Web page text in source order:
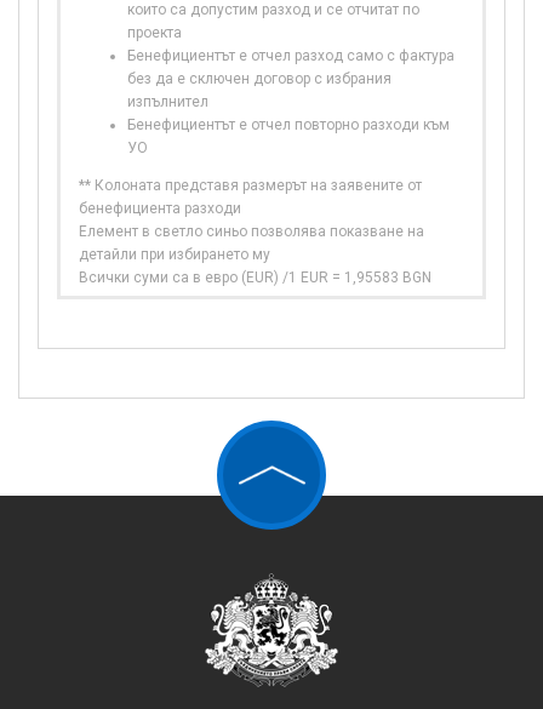
които са допустим разход и се отчитат по
проекта
Бенефициентът е отчел разход само с фактура
без да е сключен договор с избрания
изпълнител
Бенефициентът е отчел повторно разходи към
УО
** Колоната представя размерът на заявените от
бенефициента разходи
Елемент в светло синьо позволява показване на
детайли при избирането му
Всички суми са в евро (EUR) /1 EUR = 1,95583 BGN